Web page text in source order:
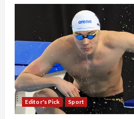
Editor's Pick Sport